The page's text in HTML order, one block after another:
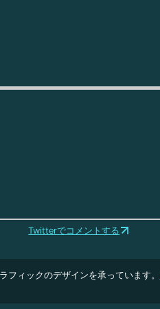
Twitterでコメントする
フィックのデザインを承っています。